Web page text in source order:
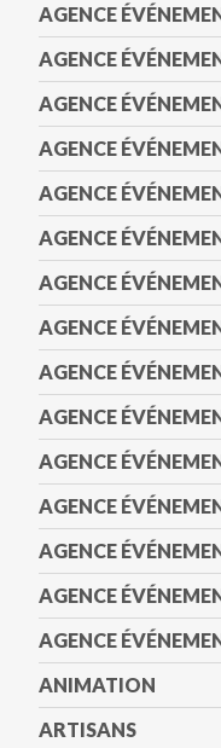
AGENCE
AGENCE
AGENCE
AGENCE
AGENCE
AGENCE
AGENCE
AGENCE
AGENCE
AGENCE
AGENCE
AGENCE
AGENCE
AGENCE
AGENCE
ANIMATION
ARTISANS